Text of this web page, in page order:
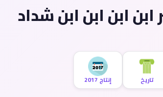
ابن ابن ابن ابن شداد
تاريخ إنتاج 2017